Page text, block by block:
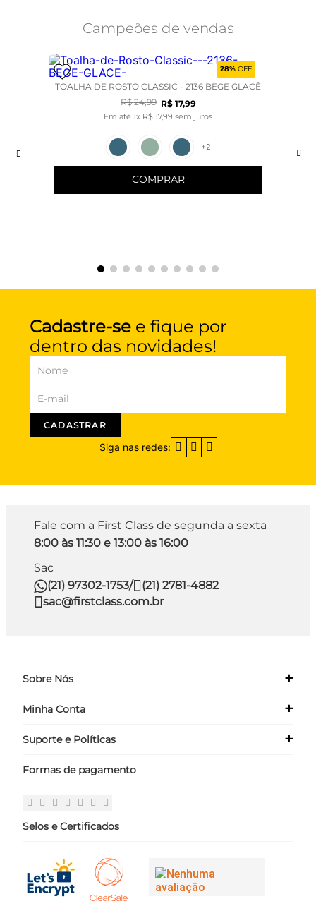
Campeões de vendas
28% OFF
TOALHA DE ROSTO CLASSIC - 2136 BEGE GLACÊ
R$ 24,99 R$ 17,99
Em até 1x R$ 17,99 sem juros
+2
COMPRAR
Cadastre-se e fique por
dentro das novidades!
CADASTRAR
Siga nas redes:
Fale com a First Class de segunda a sexta
8:00 às 11:30 e 13:00 às 16:00
Sac
(21) 97302-1753/
(21) 2781-4882
sac@firstclass.com.br
Sobre Nós +
Quem Somos
Minha Conta +
Meus Dados
Suporte e Políticas +
Políticas
Fale Conosco
Formas de pagamento
Selos e Certificados